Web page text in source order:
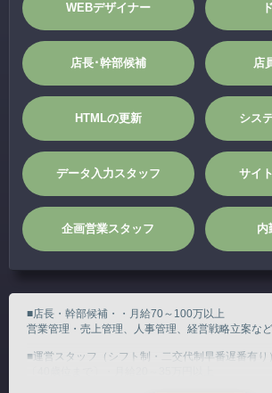
WEBデザイナー
店長･幹部候補 店
HTMLの更新 シス
データ入力スタッフ サイ
企画営業スタッフ 内
■店長・幹部候補・・月給70～100万以上
営業管理・売上管理、人事管理、経営戦略立案など
■運営スタッフ（シフト制・二交代制早番遅番有り）